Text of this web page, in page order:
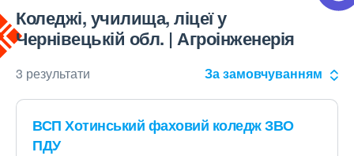
Коледжі, училища, ліцеї у
Чернівецькій обл. | Агроінженерія
3 результати За замовчуванням
ВСП Хотинський фаховий коледж ЗВО
ПДУ